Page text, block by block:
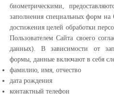
биометрическими,
заполнения специальных форм на
достижения целей обработки
Пользователем Сайта своего
данных). В зависимости от
формы, данные включают в себя
фамилию, имя, отчество
дата рождения
контактный телефон